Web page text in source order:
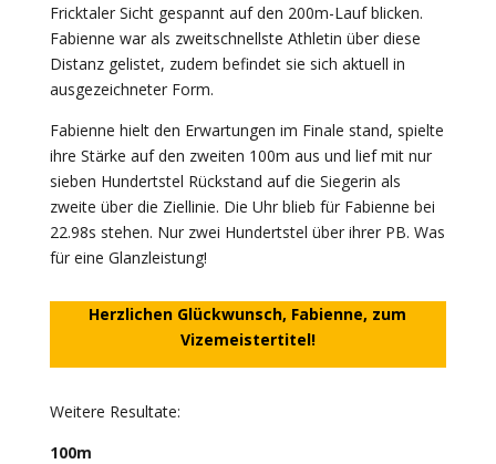
Fricktaler Sicht gespannt auf den 200m-Lauf blicken.
Fabienne war als zweitschnellste Athletin über diese
Distanz gelistet, zudem befindet sie sich aktuell in
ausgezeichneter Form.
Fabienne hielt den Erwartungen im Finale stand, spielte
ihre Stärke auf den zweiten 100m aus und lief mit nur
sieben Hundertstel Rückstand auf die Siegerin als
zweite über die Ziellinie. Die Uhr blieb für Fabienne bei
22.98s stehen. Nur zwei Hundertstel über ihrer PB. Was
für eine Glanzleistung!
Herzlichen Glückwunsch, Fabienne, zum
Vizemeistertitel!
Weitere Resultate:
100m